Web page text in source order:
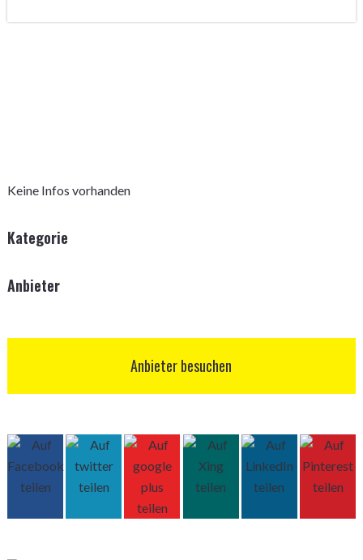
Keine Infos vorhanden
Kategorie
Anbieter
Anbieter besuchen